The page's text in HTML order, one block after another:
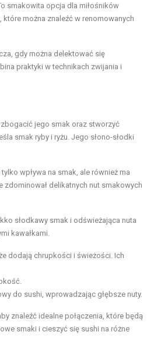
smakowita opcja dla miłośników
można znaleźć w renomowanych
gdy można delektować się
praktyki w technikach zwijania i
jego smak oraz stworzyć
smak ryby i ryżu. Jego słono-słodki
wpływa na smak, ale również ma
zdominował delikatnych nut smakowych
słodkawy smak i odświeżająca nuta
kawałkami.
dodają chrupkości i świeżości. Ich
do sushi, wprowadzając głębsze nuty.
znaleźć idealne połączenia, które będą
smaki i cieszyć się sushi na różne